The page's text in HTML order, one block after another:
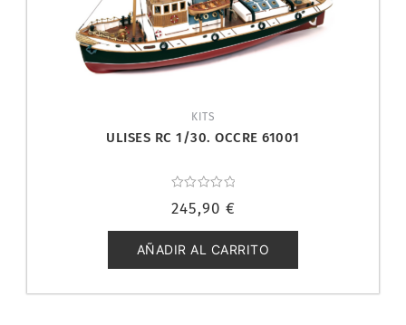
KITS
ULISES RC 1/30. OCCRE 61001
con
de
5
245,90 €
AÑADIR AL CARRITO